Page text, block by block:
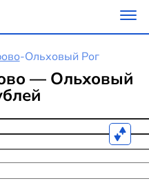
-Ольховый Рог
— Ольховый